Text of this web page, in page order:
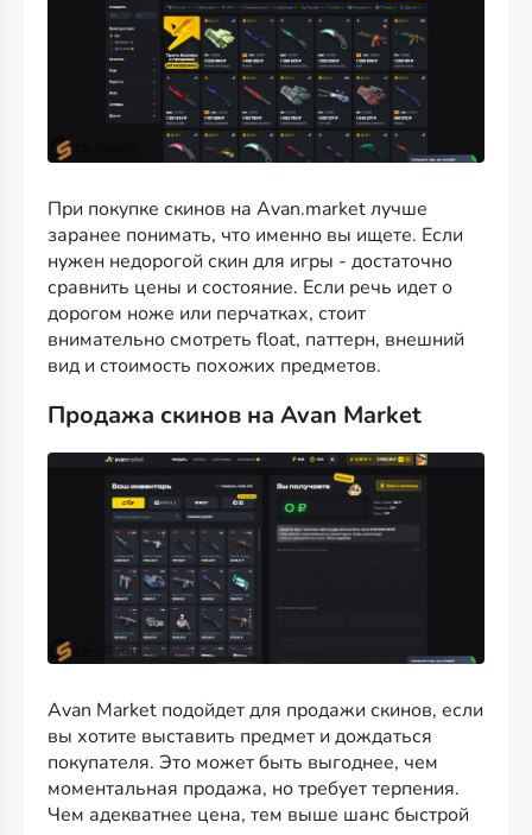
При покупке скинов на Avan.market лучше
заранее понимать, что именно вы ищете. Если
нужен недорогой скин для игры - достаточно
сравнить цены и состояние. Если речь идет о
дорогом ноже или перчатках, стоит
внимательно смотреть float, паттерн, внешний
вид и стоимость похожих предметов.
Продажа скинов на Avan Market
Avan Market подойдет для продажи скинов, если
вы хотите выставить предмет и дождаться
покупателя. Это может быть выгоднее, чем
моментальная продажа, но требует терпения.
Чем адекватнее цена, тем выше шанс быстрой